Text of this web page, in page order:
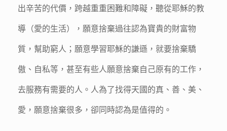
出辛苦的代價，跨越重重困難和障礙，聽從耶穌的教
導（愛的生活），願意捨棄過往認為寶貴的財富物
質，幫助窮人；願意學習耶穌的謙遜，就要捨棄驕
傲、自私等，甚至有些人願意捨棄自己原有的工作，
去服務有需要的人。人為了找得天國的真、善、美、
愛，願意捨棄很多，卻同時認為是值得的。